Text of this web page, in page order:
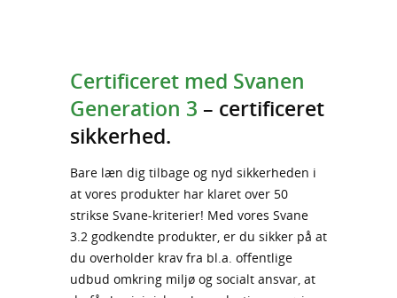
Certificeret med Svanen
Generation 3 – certificeret
sikkerhed.
Bare læn dig tilbage og nyd sikkerheden i
at vores produkter har klaret over 50
strikse Svane-kriterier! Med vores Svane
3.2 godkendte produkter, er du sikker på at
du overholder krav fra bl.a. offentlige
udbud omkring miljø og socialt ansvar, at